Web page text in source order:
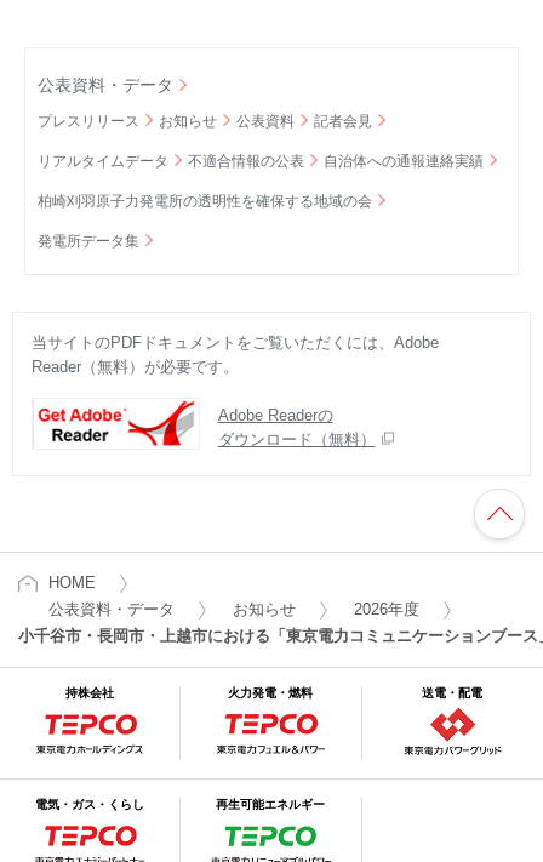
公表資料・データ
プレスリリース お知らせ 公表資料 記者会見
リアルタイムデータ 不適合情報の公表 自治体への通報連絡実績
柏崎刈羽原子力発電所の透明性を確保する地域の会
発電所データ集
当サイトのPDFドキュメントをご覧いただくには、Adobe
Reader（無料）が必要です。
Adobe Readerの
ダウンロード（無料）
HOME
公表資料・データ
お知らせ
2026年度
小千谷市・長岡市・上越市における「東京電力コミュニケーションブー
持株会社 火力発電・燃料 送電・配電
電気・ガス・くらし 再生可能エネルギー